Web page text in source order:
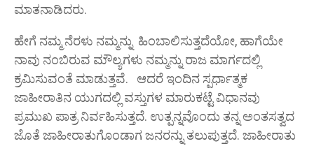
ಮಾತನಾಡಿದರು.
ಹೇಗೆ ನಮ್ಮ ನೆರಳು ನಮ್ಮನ್ನು ಹಿಂಬಾಲಿಸುತ್ತದೆಯೋ, ಹಾಗೆಯೇ
ನಾವು ನಂಬಿರುವ ಮೌಲ್ಯಗಳು ನಮ್ಮನ್ನು ರಾಜ ಮಾರ್ಗದಲ್ಲಿ
ಕ್ರಮಿಸುವಂತೆ ಮಾಡುತ್ತವೆ. ಆದರೆ ಇಂದಿನ ಸ್ಪರ್ಧಾತ್ಮಕ
ಜಾಹೀರಾತಿನ ಯುಗದಲ್ಲಿ ವಸ್ತುಗಳ ಮಾರುಕಟ್ಟೆ ವಿಧಾನವು
ಪ್ರಮುಖ ಪಾತ್ರ ನಿರ್ವಹಿಸುತ್ತದೆ. ಉತ್ಪನ್ನವೊಂದು ತನ್ನ ಅಂತಸತ್ವದ
ಜೊತೆ ಜಾಹೀರಾತುಗೊಂಡಾಗ ಜನರನ್ನು ತಲುಪುತ್ತದೆ. ಜಾಹೀರಾತು